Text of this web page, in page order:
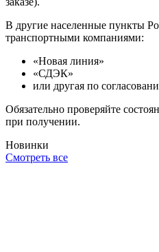
В другие населенные пункты
транспортными компаниями:
«Новая линия»
«СДЭК»
или другая по
Обязательно проверяйте
при получении.
Новинки
Смотреть все